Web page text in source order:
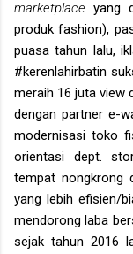
marketplace yang
produk fashion),
puasa tahun lalu,
#kerenlahirbatin
meraih 16 juta view
dengan partner e-
modernisasi toko
orientasi dept.
tempat nongkrong
yang lebih efisien/
mendorong laba
sejak tahun 2016